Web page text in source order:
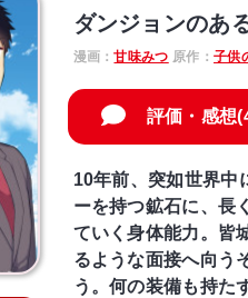
ダンジョンのあ
漫画：甘味みつ 原作：子供
評価・感想
10年前、突如世界中
ーを持つ鉱石に、長
ていく身体能力。皆
るような面接へ向う
う。何の装備も持た